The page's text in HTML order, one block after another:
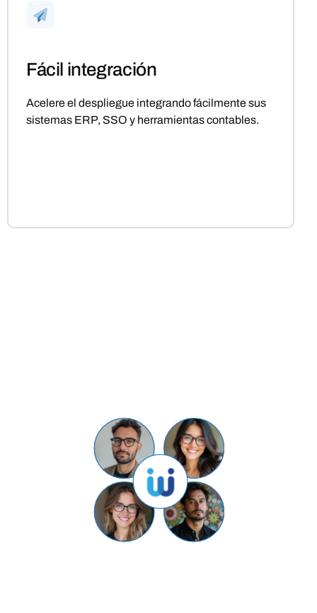
Fácil integración
Acelere el despliegue integrando fácilmente sus
sistemas ERP, SSO y herramientas contables.